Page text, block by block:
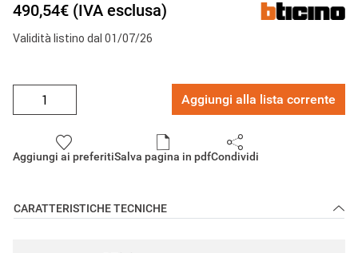
490,54€ (IVA esclusa)
Validità listino dal 01/07/26
Aggiungi alla lista corrente
Aggiungi ai preferitiSalva pagina in pdfCondividi
CARATTERISTICHE TECNICHE